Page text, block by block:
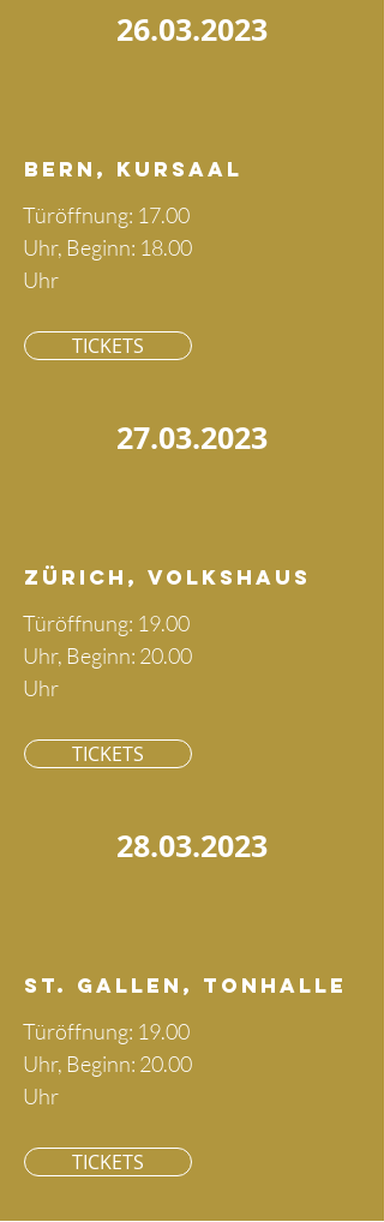
26.03.2023
Bern, Kursaal
Türöffnung: 17.00
Uhr, Beginn: 18.00
Uhr
TICKETS
27.03.2023
Zürich, Volkshaus
Türöffnung: 19.00
Uhr, Beginn: 20.00
Uhr
TICKETS
28.03.2023
St. Gallen, Tonhalle
Türöffnung: 19.00
Uhr, Beginn: 20.00
Uhr
TICKETS